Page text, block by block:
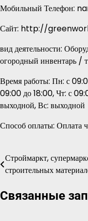
Мобильный Телефон:
Сайт: http://
вид деятельности:
огородный инвентарь /
Время работы: Пн: с
09:00 до 18:00, Чт: с
выходной, Вс: выходной
Способ оплаты: Оплата
Навигация
по
записям
Строймаркт,
строительных
Связанные